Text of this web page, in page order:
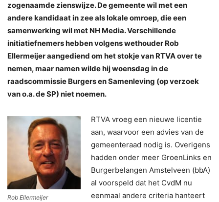
zogenaamde zienswijze. De gemeente wil met een
andere kandidaat in zee als lokale omroep, die een
samenwerking wil met NH Media. Verschillende
initiatiefnemers hebben volgens wethouder Rob
Ellermeijer aangediend om het stokje van RTVA over te
nemen, maar namen wilde hij woensdag in de
raadscommissie Burgers en Samenleving (op verzoek
van o.a. de SP) niet noemen.
Rob Ellermeijer
RTVA vroeg een nieuwe licentie
aan, waarvoor een advies van de
gemeenteraad nodig is. Overigens
hadden onder meer GroenLinks en
Burgerbelangen Amstelveen (bbA)
al voorspeld dat het CvdM nu
eenmaal andere criteria hanteert